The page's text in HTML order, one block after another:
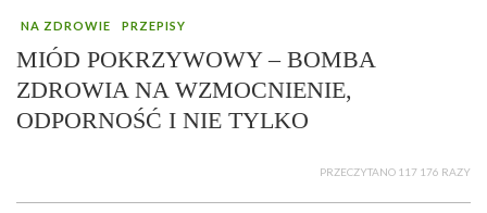
NA ZDROWIE PRZEPISY
MIÓD POKRZYWOWY – BOMBA
ZDROWIA NA WZMOCNIENIE,
ODPORNOŚĆ I NIE TYLKO
PRZECZYTANO 117 176 RAZY